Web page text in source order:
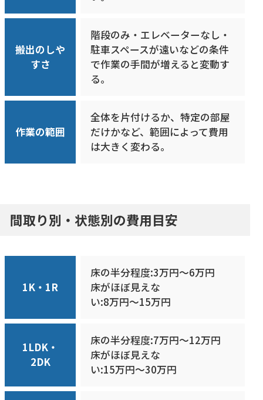
搬出のしや
すさ
階段のみ・エレベーターなし・
駐車スペースが遠いなどの条件
で作業の手間が増えると変動す
る。
作業の範囲
全体を片付けるか、特定の部屋
だけかなど、範囲によって費用
は大きく変わる。
間取り別・状態別の費用目安
1K・1R
床の半分程度:3万円〜6万円
床がほぼ見えな
い:8万円〜15万円
1LDK・
2DK
床の半分程度:7万円〜12万円
床がほぼ見えな
い:15万円〜30万円